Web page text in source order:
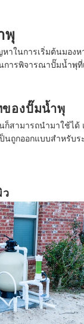
พุ
าในการเริ่มต้นมอง
การพิจารณาปั๊มน้ำพุ
ของปั๊มน้ำพุ
สามารถนำมาใช้ไ
นถูกออกแบบสำหรับ